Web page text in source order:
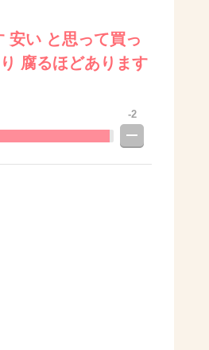
安い と思って買っ
腐るほどあります
-2